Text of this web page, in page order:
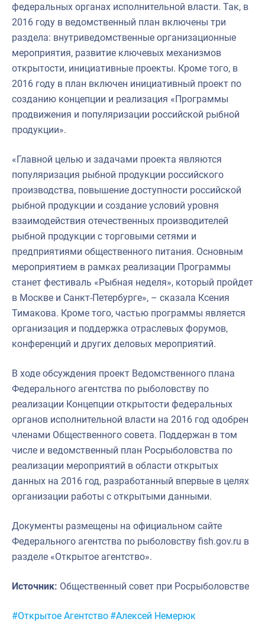
федеральных органах исполнительной власти. Так, в
2016 году в ведомственный план включены три
раздела: внутриведомственные организационные
мероприятия, развитие ключевых механизмов
открытости, инициативные проекты. Кроме того, в
2016 году в план включен инициативный проект по
созданию концепции и реализация «Программы
продвижения и популяризации российской рыбной
продукции».
«Главной целью и задачами проекта являются
популяризация рыбной продукции российского
производства, повышение доступности российской
рыбной продукции и создание условий уровня
взаимодействия отечественных производителей
рыбной продукции с торговыми сетями и
предприятиями общественного питания. Основным
мероприятием в рамках реализации Программы
станет фестиваль «Рыбная неделя», который пройдет
в Москве и Санкт-Петербурге», – сказала Ксения
Тимакова. Кроме того, частью программы является
организация и поддержка отраслевых форумов,
конференций и других деловых мероприятий.
В ходе обсуждения проект Ведомственного плана
Федерального агентства по рыболовству по
реализации Концепции открытости федеральных
органов исполнительной власти на 2016 год одобрен
членами Общественного совета. Поддержан в том
числе и ведомственный план Росрыболовства по
реализации мероприятий в области открытых
данных на 2016 год, разработанный впервые в целях
организации работы с открытыми данными.
Документы размещены на официальном сайте
Федерального агентства по рыболовству fish.gov.ru в
разделе «Открытое агентство».
Источник: Общественный совет при Росрыболовстве
Метки:
#Открытое Агентство #Алексей Немерюк